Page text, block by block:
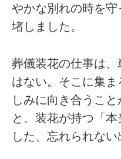
やかな別れの時を
堵しました。
葬儀装花の仕事は
はない。そこに集
しみに向き合うこ
と。装花が持つ「
した、忘れられない